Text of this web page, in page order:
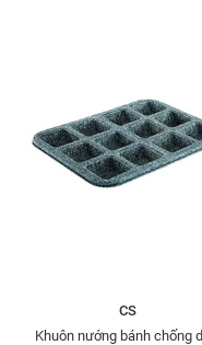
CS
Khuôn nướng bánh chống